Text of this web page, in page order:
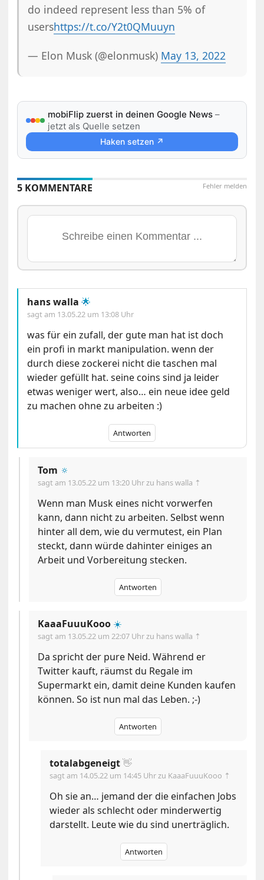
do indeed represent less than 5% of
usershttps://t.co/Y2t0QMuuyn
— Elon Musk (@elonmusk) May 13, 2022
mobiFlip zuerst in deinen Google News –
jetzt als Quelle setzen
Haken setzen ↗
Fehler melden
5 KOMMENTARE
hans walla 🌟
sagt am 13.05.22 um 13:08 Uhr
was für ein zufall, der gute man hat ist doch
ein profi in markt manipulation. wenn der
durch diese zockerei nicht die taschen mal
wieder gefüllt hat. seine coins sind ja leider
etwas weniger wert, also… ein neue idee geld
zu machen ohne zu arbeiten :)
Antworten
Tom 🔅
sagt am 13.05.22 um 13:20 Uhrzu hans walla ⇡
Wenn man Musk eines nicht vorwerfen
kann, dann nicht zu arbeiten. Selbst wenn
hinter all dem, wie du vermutest, ein Plan
steckt, dann würde dahinter einiges an
Arbeit und Vorbereitung stecken.
Antworten
KaaaFuuuKooo ☀️
sagt am 13.05.22 um 22:07 Uhrzu hans walla ⇡
Da spricht der pure Neid. Während er
Twitter kauft, räumst du Regale im
Supermarkt ein, damit deine Kunden kaufen
können. So ist nun mal das Leben. ;-)
Antworten
totalabgeneigt👋
sagt am 14.05.22 um 14:45 Uhrzu KaaaFuuuKooo ⇡
Oh sie an… jemand der die einfachen Jobs
wieder als schlecht oder minderwertig
darstellt. Leute wie du sind unerträglich.
Antworten